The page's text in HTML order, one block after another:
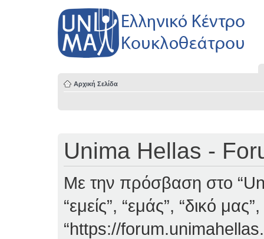
Αρχική Σελίδα
Unima Hellas -
Με την πρόσβαση στο
“εμείς”, “εμάς”, “δικό
“https://